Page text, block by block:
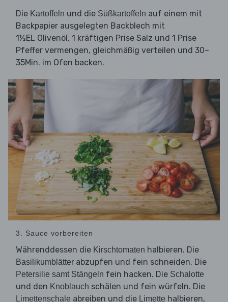
Die Kartoffeln und die Süßkartoffeln auf einem mit
Backpapier ausgelegten Backblech mit
1½EL Olivenöl, 1 kräftigen Prise Salz und 1 Prise
Pfeffer vermengen, gleichmäßig verteilen und 30–
35Min. im Ofen backen.
3. Sauce vorbereiten
Währenddessen die Kirschtomaten halbieren. Die
Basilikumblätter abzupfen und fein schneiden. Die
Petersilie samt Stängeln fein hacken. Die Schalotte
und den Knoblauch schälen und fein würfeln. Die
Limettenschale abreiben und die Limette halbieren,